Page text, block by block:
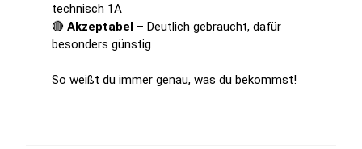
technisch 1A
🔴 Akzeptabel – Deutlich gebraucht, dafür
besonders günstig
So weißt du immer genau, was du bekommst!